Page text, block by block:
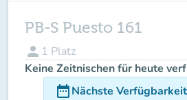
PB-S Puesto 161
person 1 Platz
Keine Zeitnischen für heute
date_rangeNächste Verfügbarkeit